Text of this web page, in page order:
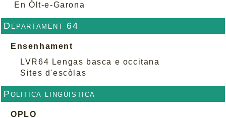
En Òlt-e-Garona
Departament 64
Ensenhament
LVR64 Lengas basca e occitana
Sites d'escòlas
Politica lingüistica
OPLO